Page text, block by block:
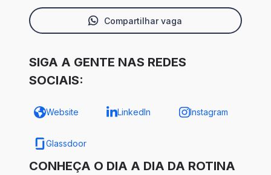
Compartilhar vaga
SIGA A GENTE NAS REDES
SOCIAIS:
Website LinkedIn Instagram
Glassdoor
CONHEÇA O DIA A DIA DA ROTINA